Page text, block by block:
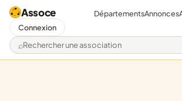
Assoce
Rechercher une association
DépartementsAnnonces
Connexion